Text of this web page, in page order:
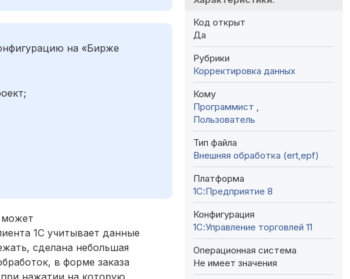
на «Бирже
может
1С учитывает данные
сделана небольшая
в форме заказа
нажатии на которую
Код открыт
Да
Рубрики
Корректировка данных
Кому
Программист
Пользователь
Тип файла
Внешняя обработка (ert,epf)
Платформа
1С:Предприятие 8
Конфигурация
1С:Управление торговлей 11
Операционная система
Не имеет значения